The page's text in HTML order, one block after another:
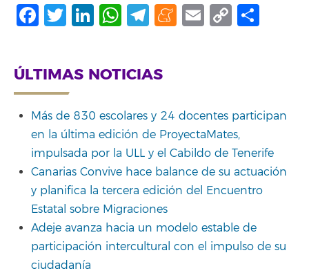
Facebook
Twitter
LinkedIn
WhatsApp
Telegram
Meneame
Email
Copy
ÚLTIMAS NOTICIAS
Más de 830 escolares y 24 docentes participan
en la última edición de ProyectaMates,
impulsada por la ULL y el Cabildo de Tenerife
Canarias Convive hace balance de su actuación
y planifica la tercera edición del Encuentro
Estatal sobre Migraciones
Adeje avanza hacia un modelo estable de
participación intercultural con el impulso de su
ciudadanía